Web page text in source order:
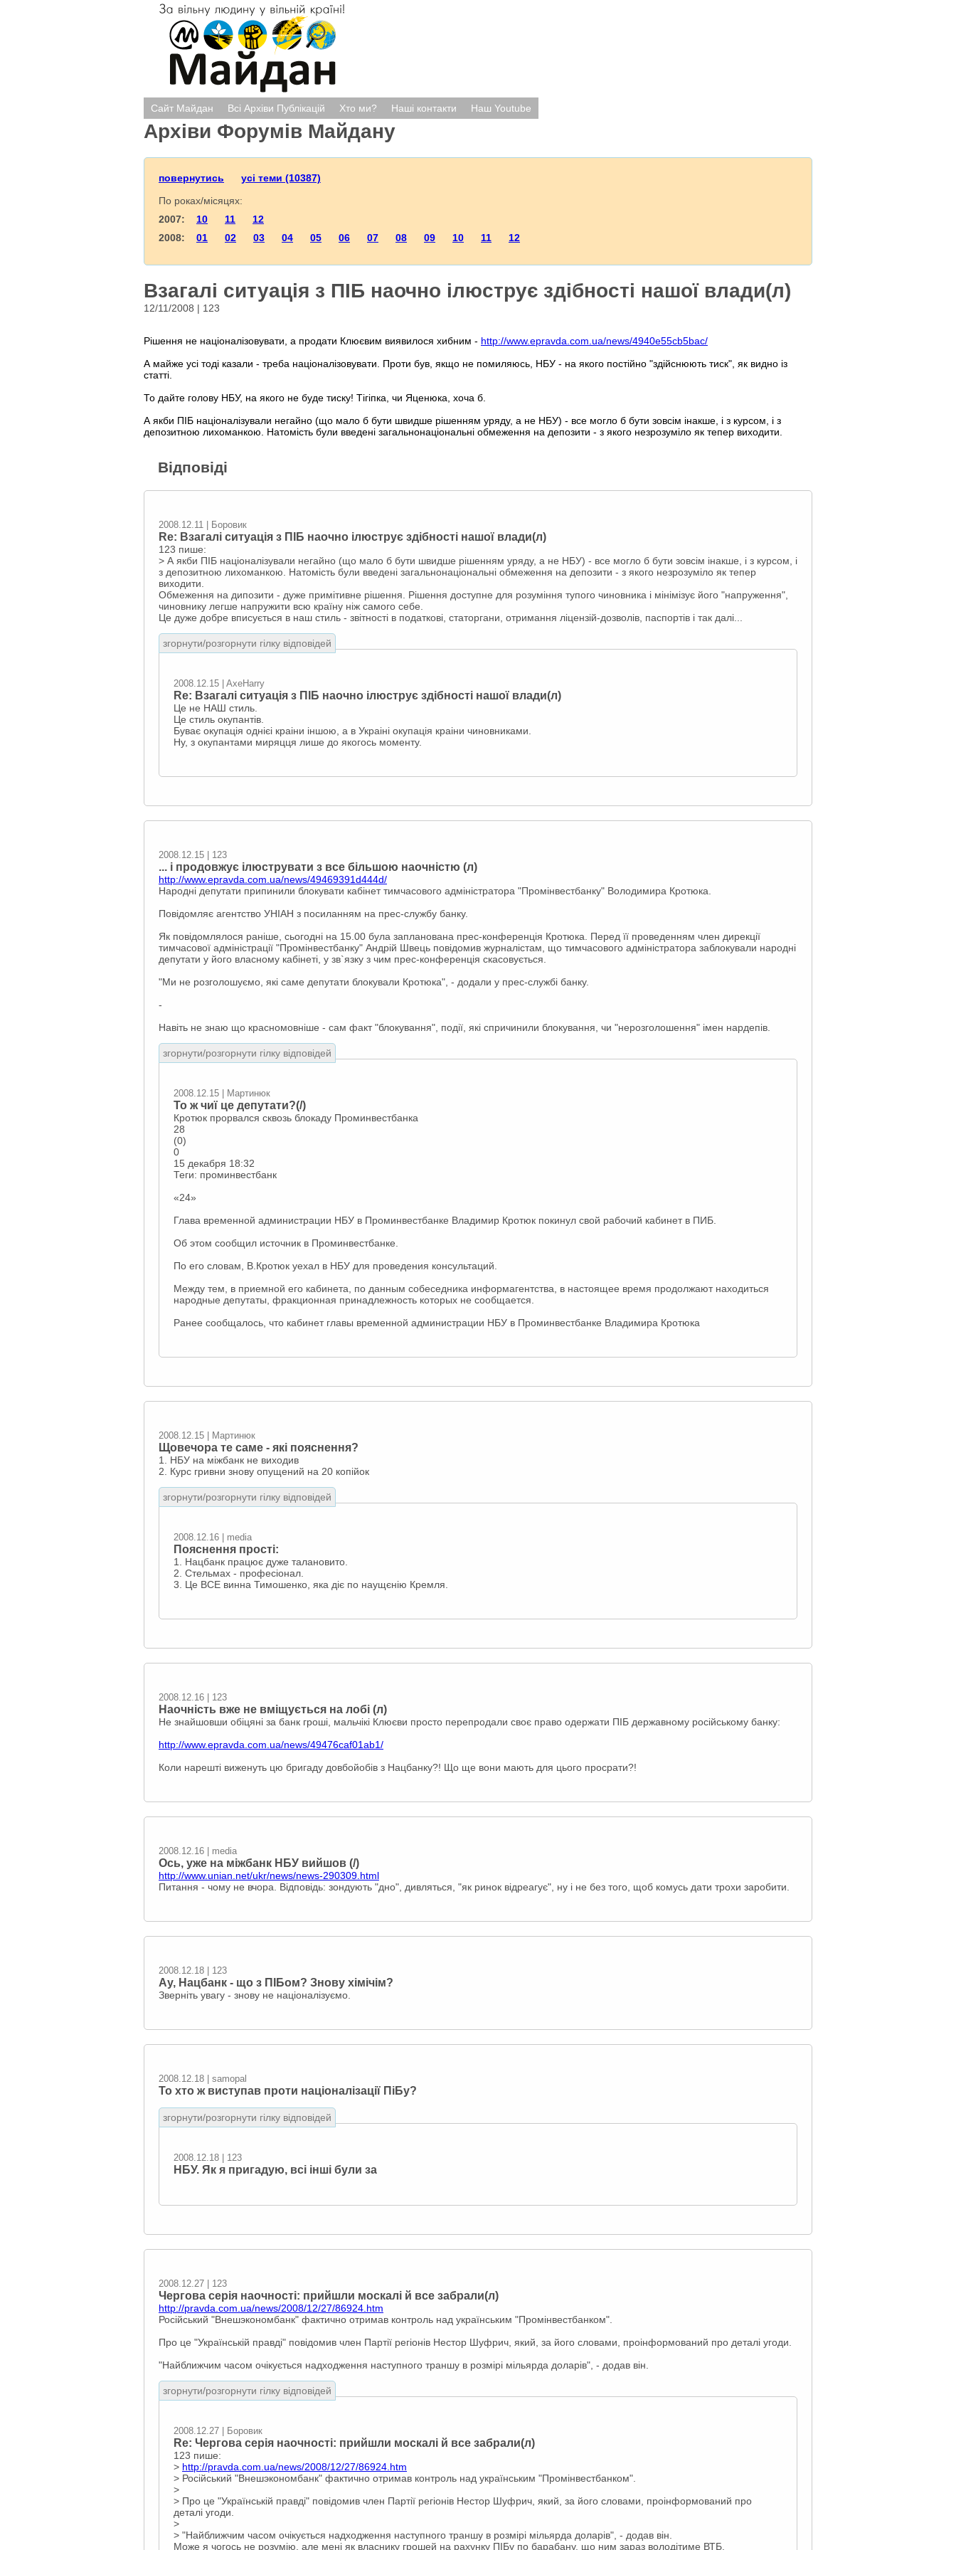
Сайт Майдан Всі Архіви Публікацій Хто ми? Наші контакти Наш Youtube
Архіви Форумів Майдану
повернутись
усі теми (10387)
По роках/місяцях:
2007: 10 11
12
2008: 01 02 03 04 05 06 07 08 09 10 11 12
Взагалі ситуація з ПІБ наочно ілюструє здібності нашої влади(л)
12/11/2008 | 123
Рішення не націоналізовувати, а продати Клюєвим виявилося хибним - http://www.epravda.com.ua/news/4940e55cb5bac/
А майже усі тоді казали - треба націоналізовувати. Проти був, якщо не помиляюсь, НБУ - на якого постійно "здійснюють тиск", як видно із
статті.
То дайте голову НБУ, на якого не буде тиску! Тігіпка, чи Яценюка, хоча б.
А якби ПІБ націоналізували негайно (що мало б бути швидше рішенням уряду, а не НБУ) - все могло б бути зовсім інакше, і з курсом, і з
депозитною лихоманкою. Натомість були введені загальнонаціональні обмеження на депозити - з якого незрозуміло як тепер виходити.
Відповіді
2008.12.11 | Боровик
Re: Взагалі ситуація з ПІБ наочно ілюструє здібності нашої влади(л)
123 пише:
> А якби ПІБ націоналізували негайно (що мало б бути швидше рішенням уряду, а не НБУ) - все могло б бути зовсім інакше, і з курсом, і
з депозитною лихоманкою. Натомість були введені загальнонаціональні обмеження на депозити - з якого незрозуміло як тепер
виходити.
Обмеження на дипозити - дуже примітивне рішення. Рішення доступне для розуміння тупого чиновника і мінімізує його "напруження",
чиновнику легше напружити всю країну ніж самого себе.
Це дуже добре вписується в наш стиль - звітності в податкові, статоргани, отримання ліцензій-дозволів, паспортів і так далі...
згорнути/розгорнути гілку відповідей
2008.12.15 | AxeHarry
Re: Взагалі ситуація з ПІБ наочно ілюструє здібності нашої влади(л)
Це не НАШ стиль.
Це стиль окупантів.
Буває окупація однієі краіни іншою, а в Украіні окупація краіни чиновниками.
Ну, з окупантами миряцця лише до якогось моменту.
2008.12.15 | 123
... і продовжує ілюструвати з все більшою наочністю (л)
http://www.epravda.com.ua/news/49469391d444d/
Народні депутати припинили блокувати кабінет тимчасового адміністратора "Промінвестбанку" Володимира Кротюка.
Повідомляє агентство УНІАН з посиланням на прес-службу банку.
Як повідомлялося раніше, сьогодні на 15.00 була запланована прес-конференція Кротюка. Перед її проведенням член дирекції
тимчасової адміністрації "Промінвестбанку" Андрій Швець повідомив журналістам, що тимчасового адміністратора заблокували народні
депутати у його власному кабінеті, у зв`язку з чим прес-конференція скасовується.
"Ми не розголошуємо, які саме депутати блокували Кротюка", - додали у прес-службі банку.
-
Навіть не знаю що красномовніше - сам факт "блокування", події, які спричинили блокування, чи "нерозголошення" імен нардепів.
згорнути/розгорнути гілку відповідей
2008.12.15 | Мартинюк
То ж чиї це депутати?(/)
Кротюк прорвался сквозь блокаду Проминвестбанка
28
(0)
0
15 декабря 18:32
Теги: проминвестбанк
«24»
Глава временной администрации НБУ в Проминвестбанке Владимир Кротюк покинул свой рабочий кабинет в ПИБ.
Об этом сообщил источник в Проминвестбанке.
По его словам, В.Кротюк уехал в НБУ для проведения консультаций.
Между тем, в приемной его кабинета, по данным собеседника информагентства, в настоящее время продолжают находиться
народные депутаты, фракционная принадлежность которых не сообщается.
Ранее сообщалось, что кабинет главы временной администрации НБУ в Проминвестбанке Владимира Кротюка
2008.12.15 | Мартинюк
Щовечора те саме - які пояснення?
1. НБУ на міжбанк не виходив
2. Курс гривни знову опущений на 20 копійок
згорнути/розгорнути гілку відповідей
2008.12.16 | media
Пояснення прості:
1. Нацбанк працює дуже талановито.
2. Стельмах - професіонал.
3. Це ВСЕ винна Тимошенко, яка діє по наущєнію Кремля.
2008.12.16 | 123
Наочність вже не вміщується на лобі (л)
Не знайшовши обіцяні за банк гроші, мальчікі Клюєви просто перепродали своє право одержати ПІБ державному російському банку:
http://www.epravda.com.ua/news/49476caf01ab1/
Коли нарешті виженуть цю бригаду довбойобів з Нацбанку?! Що ще вони мають для цього просрати?!
2008.12.16 | media
Ось, уже на міжбанк НБУ вийшов (/)
http://www.unian.net/ukr/news/news-290309.html
Питання - чому не вчора. Відповідь: зондують "дно", дивляться, "як ринок відреагує", ну і не без того, щоб комусь дати трохи заробити.
2008.12.18 | 123
Ау, Нацбанк - що з ПІБом? Знову хімічім?
Зверніть увагу - знову не націоналізуємо.
2008.12.18 | samopal
То хто ж виступав проти націоналізації ПіБу?
згорнути/розгорнути гілку відповідей
2008.12.18 | 123
НБУ. Як я пригадую, всі інші були за
2008.12.27 | 123
Чергова серія наочності: прийшли москалі й все забрали(л)
http://pravda.com.ua/news/2008/12/27/86924.htm
Російський "Внешэкономбанк" фактично отримав контроль над українським "Промінвестбанком".
Про це "Українській правді" повідомив член Партії регіонів Нестор Шуфрич, який, за його словами, проінформований про деталі угоди.
"Найближчим часом очікується надходження наступного траншу в розмірі мільярда доларів", - додав він.
згорнути/розгорнути гілку відповідей
2008.12.27 | Боровик
Re: Чергова серія наочності: прийшли москалі й все забрали(л)
123 пише:
> http://pravda.com.ua/news/2008/12/27/86924.htm
> Російський "Внешэкономбанк" фактично отримав контроль над українським "Промінвестбанком".
>
> Про це "Українській правді" повідомив член Партії регіонів Нестор Шуфрич, який, за його словами, проінформований про
деталі угоди.
>
> "Найближчим часом очікується надходження наступного траншу в розмірі мільярда доларів", - додав він.
Може я чогось не розумію, але мені як власнику грошей на рахунку ПІБу по барабану, що ним зараз володітиме ВТБ.